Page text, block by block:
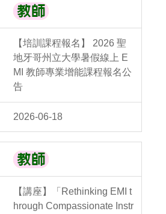
【培訓課程報名】 2026 聖
地牙哥州立大學暑假線上 E
MI 教師專業增能課程報名公
告
2026-06-18
【講座】「Rethinking EMI t
hrough Compassionate Instr